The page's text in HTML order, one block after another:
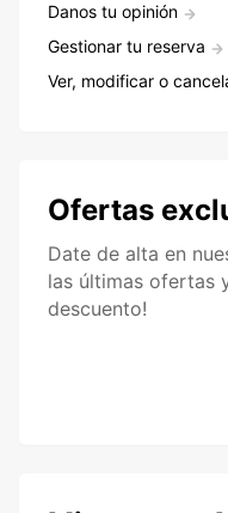
Danos tu opinión
Gestionar tu reserva
Ver, modificar o
Ofertas
Date de alta en
las últimas ofertas
descuento!